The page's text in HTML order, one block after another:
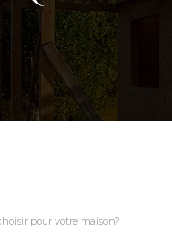
pour votre maison?